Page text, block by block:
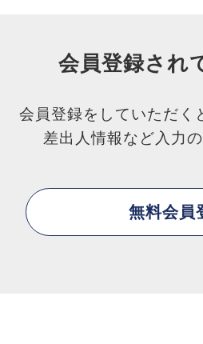
会員登録され
会員登録をしていただく
差出人情報など入力